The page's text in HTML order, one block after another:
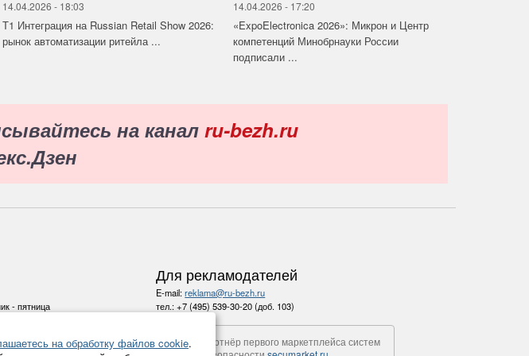
14.04.2026 - 18:03
Т1 Интеграция на Russian Retail Show 2026:
рынок автоматизации ритейла ...
14.04.2026 - 17:20
«ExpoElectronica 2026»: Микрон и Центр
компетенций Минобрнауки России
подписали ...
на канал ru-bezh.ru
- пятница
Для рекламодателей
E-mail:reklama@ru-bezh.ru
тел.:+7 (495) 539-30-20 (доб. 103)
Партнёр первого маркетплейса систем
на обработку файлов cookie.